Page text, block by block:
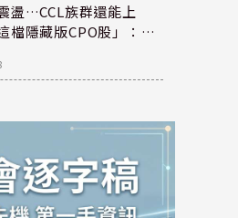
盪…CCL族群還能上
檔隱藏版CPO股」：每